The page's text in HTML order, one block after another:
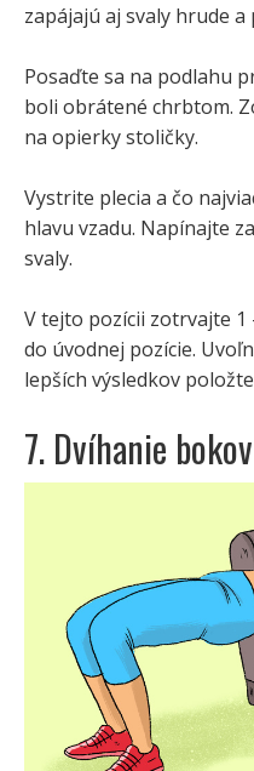
zapájajú aj svaly hrude a
Posaďte sa na podlahu
boli obrátené chrbtom.
na opierky stoličky.
Vystrite plecia a čo
hlavu vzadu. Napínajte
svaly.
V tejto pozícii zotrvajte
do úvodnej pozície.
lepších výsledkov
7. Dvíhanie bokov